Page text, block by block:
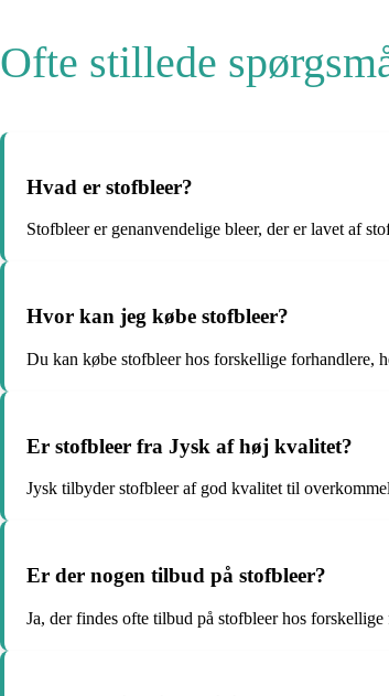
Ofte stillede
Hvad er stofbleer?
Stofbleer er genanvendelige bleer, der er lavet af
Hvor kan jeg købe stofbleer?
Du kan købe stofbleer hos forskellige forhandlere,
Er stofbleer fra Jysk af høj kvalitet?
Jysk tilbyder stofbleer af god kvalitet til
Er der nogen tilbud på stofbleer?
Ja, der findes ofte tilbud på stofbleer hos forskellige